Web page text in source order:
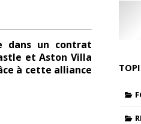
dans un contrat
et Aston Villa
à cette alliance